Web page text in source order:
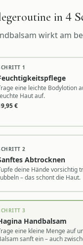
in 4
wirkt am
1
eine leichte Bodylotion
Haut auf.
€
2
Abtrocknen
deine Hände vorsichtig
– das schont die Haut.
3
Handbalsam
eine kleine Menge auf
sanft ein – auch